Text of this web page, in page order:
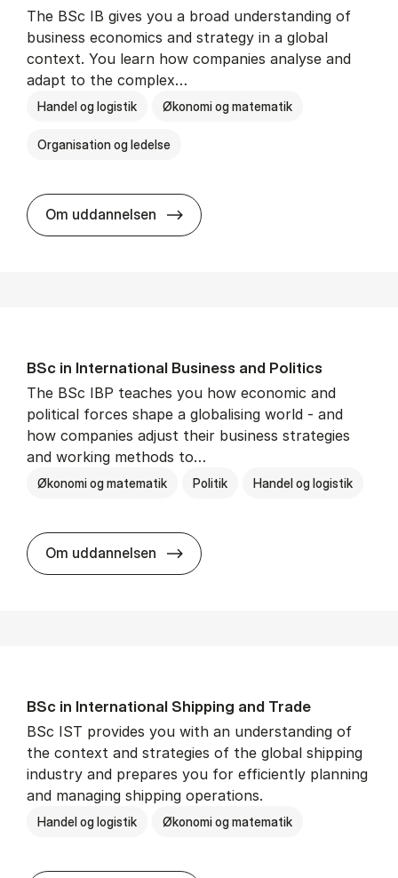
The BSc IB gives you a broad understanding of
business economics and strategy in a global
context. You learn how companies analyse and
adapt to the complex…
Handel og logistik Økonomi og matematik
Organisation og ledelse
Om uddannelsen BSc in In­ter­na­tion­al Busi­ness
BSc in In­ter­na­tion­al Busi­ness and Polit­ics
The BSc IBP teaches you how economic and
political forces shape a globalising world - and
how companies adjust their business strategies
and working methods to…
Økonomi og matematik Politik Handel og logistik
Om uddannelsen BSc in In­ter­na­tion­al Busi­ness
BSc in In­ter­na­tion­al Ship­ping and Trade
BSc IST provides you with an understanding of
the context and strategies of the global shipping
industry and prepares you for efficiently planning
and managing shipping operations.
Handel og logistik Økonomi og matematik